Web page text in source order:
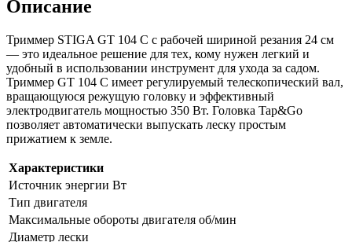
Описание
Триммер STIGA GT 104 C с рабочей шириной резания 24 см
— это идеальное решение для тех, кому нужен легкий и
удобный в использовании инструмент для ухода за садом.
Триммер GT 104 C имеет регулируемый телескопический вал,
вращающуюся режущую головку и эффективный
электродвигатель мощностью 350 Вт. Головка Tap&Go
позволяет автоматически выпускать леску простым
прижатием к земле.
Характеристики
Источник энергии Вт
Тип двигателя
Максимальные обороты двигателя об/мин
Диаметр лески